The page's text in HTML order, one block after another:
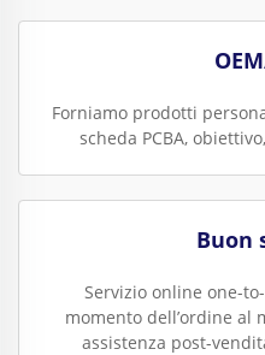
Forniamo prodotti
scheda PCBA,
Buon
Servizio online one-
momento dell’ordine al
assistenza post-